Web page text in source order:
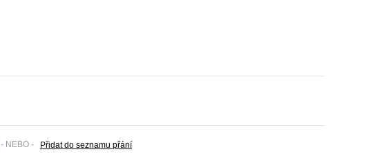
- NEBO - Přidat do seznamu přání